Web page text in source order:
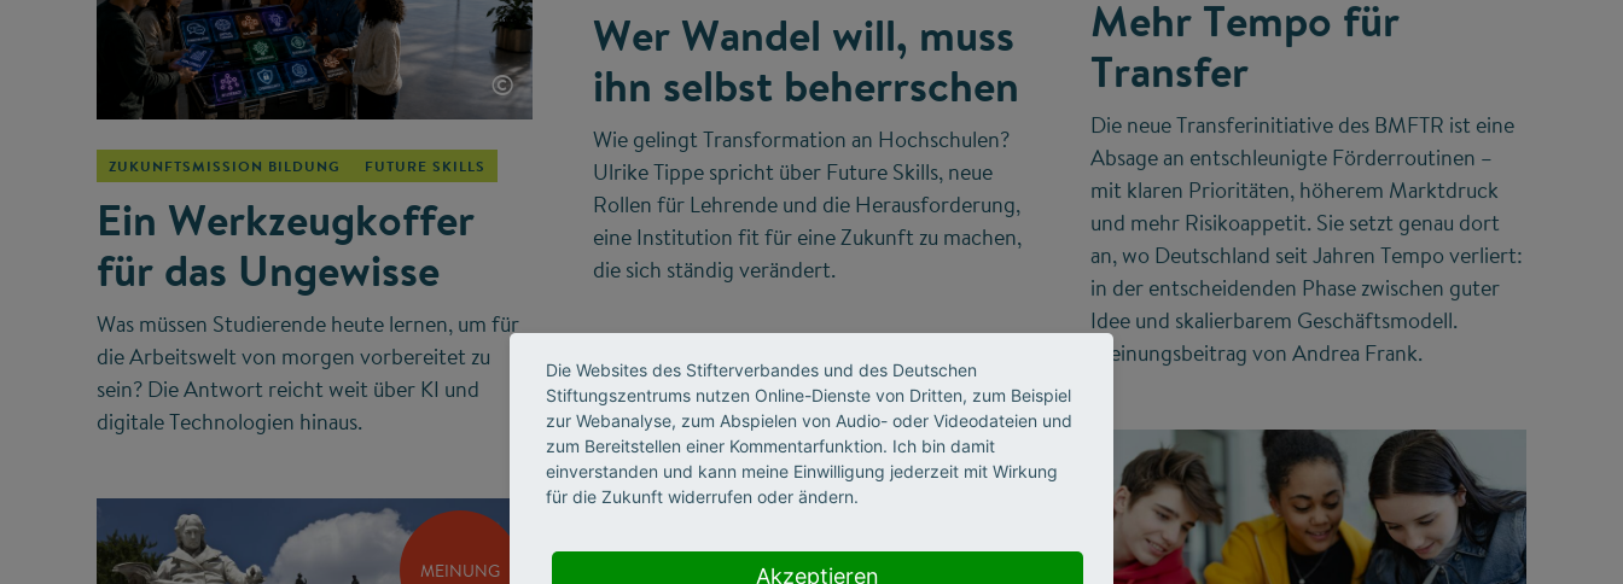
©
ZUKUNFTSMISSION BILDUNG FUTURE SKILLS
Ein Werkzeugkoffer
für das Ungewisse
Was müssen Studierende heute lernen, um für
die Arbeitswelt von morgen vorbereitet zu
sein? Die Antwort reicht weit über KI und
digitale Technologien hinaus.
Wer Wandel will, muss
ihn selbst beherrschen
Wie gelingt Transformation an Hochschulen?
Ulrike Tippe spricht über Future Skills, neue
Rollen für Lehrende und die Herausforderung,
eine Institution fit für eine Zukunft zu machen,
die sich ständig verändert.
Mehr Tempo für
Transfer
Die neue Transferinitiative des BMFTR ist eine
Absage an entschleunigte Förderroutinen –
mit klaren Prioritäten, höherem Marktdruck
und mehr Risikoappetit. Sie setzt genau dort
an, wo Deutschland seit Jahren Tempo verliert:
in der entscheidenden Phase zwischen guter
Idee und skalierbarem Geschäftsmodell.
Meinungsbeitrag von Andrea Frank.
MEINUNG ©
Die Websites des Stifterverbandes und des Deutschen
Stiftungszentrums nutzen Online-Dienste von Dritten, zum Beispiel
zur Webanalyse, zum Abspielen von Audio- oder Videodateien und
zum Bereitstellen einer Kommentarfunktion. Ich bin damit
einverstanden und kann meine Einwilligung jederzeit mit Wirkung
für die Zukunft widerrufen oder ändern.
Akzeptieren